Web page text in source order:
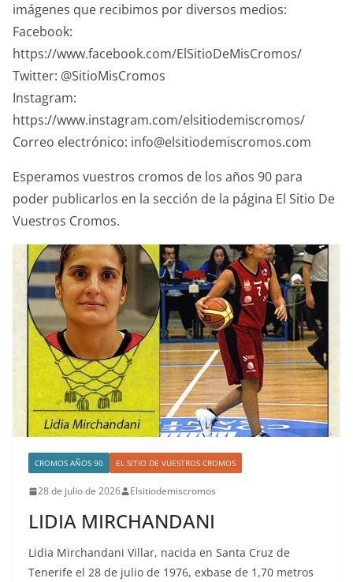
imágenes que recibimos por diversos medios:
Facebook:
https://www.facebook.com/ElSitioDeMisCromos/
Twitter: @SitioMisCromos
Instagram:
https://www.instagram.com/elsitiodemiscromos/
Correo electrónico: info@elsitiodemiscromos.com
Esperamos vuestros cromos de los años 90 para
poder publicarlos en la sección de la página El Sitio De
Vuestros Cromos.
CROMOS AÑOS 90 EL SITIO DE VUESTROS CROMOS
28 de julio de 2026 Elsitiodemiscromos
LIDIA MIRCHANDANI
Lidia Mirchandani Villar, nacida en Santa Cruz de
Tenerife el 28 de julio de 1976, exbase de 1,70 metros